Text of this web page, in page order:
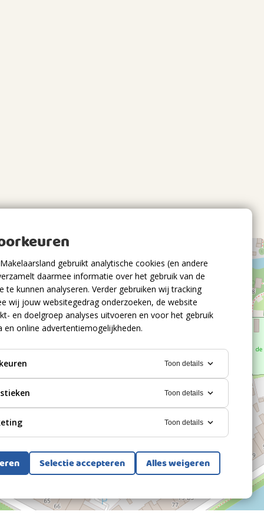
gebruikt analytische cookies (en andere
daarmee informatie over het gebruik van de
te kunnen analyseren. Verder gebruiken wij tracking
wij jouw websitegedrag onderzoeken, de website
en doelgroep analyses uitvoeren en voor het gebruik
en online advertentiemogelijkheden.
Toon details
Toon details
Toon details
Selectie accepteren Alles weigeren